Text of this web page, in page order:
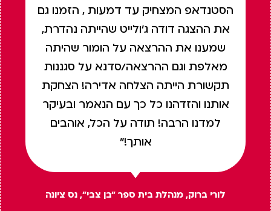
הסטנדאפ המצחיק עד דמעות , הזמנו גם
את ההצגה דודה ג'ולייט שהייתה נהדרת,
שמענו את ההרצאה על הומור שהיתה
מאלפת וגם ההרצאה/סדנא על סגננות
תקשורת הייתה הצלחה אדירה! הצחקת
אותנו והזדהנו כל כך עם הנאמר ובעיקר
למדנו הרבה! תודה על הכל, אוהבים
אותך!"
לורי ברוק, מנהלת בית ספר "בן צבי", נס ציונה